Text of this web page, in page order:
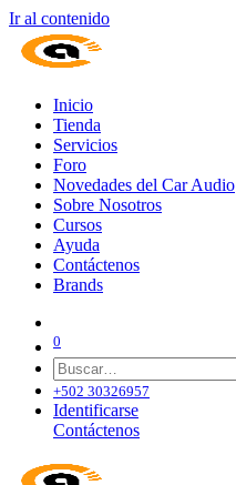
Ir al contenido
Inicio
Tienda
Servicios
Foro
Novedades del Car Audio
Sobre Nosotros
Cursos
Ayuda
Contáctenos
Brands
0
+502 30326957
Identificarse
Contáctenos